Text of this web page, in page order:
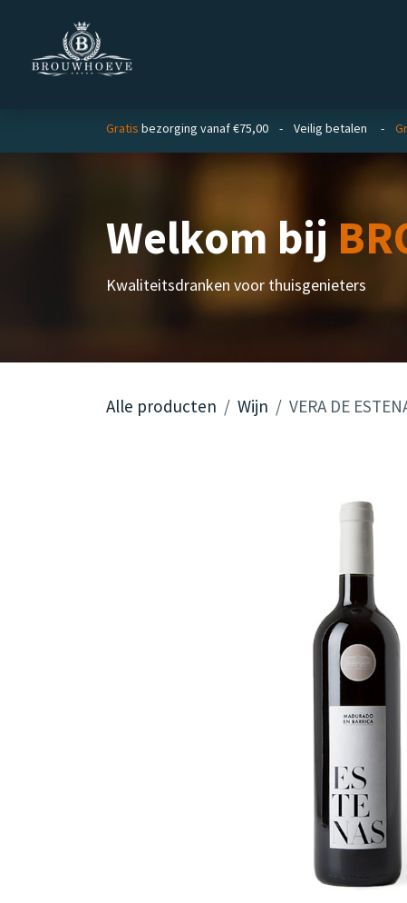
Gratis bezorging vanaf €75,00 - Veilig betalen -
Welkom bij
Kwaliteitsdranken voor thuisgenieters
Alle producten Wijn VERA DE